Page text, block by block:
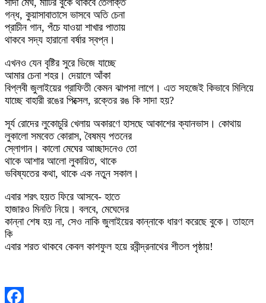
সাদা মেঘ, মাটির বুকে থাকবে তৈলাক্ত
গন্ধ, কুয়াসাবাতাসে ভাসবে অতি চেনা
প্রাচীন গান, পঁচে যাওয়া শাখার পাতায়
থাকবে সদ্য হারানো বর্ষার স্বপ্ন।
এখনও যেন বৃষ্টির সুরে ভিজে যাচ্ছে
আমার চেনা শহর। দেয়ালে আঁকা
বিপ্লবী জুলাইয়ের গ্রাফিতী কেমন ঝাপসা লাগে। এত সহজেই কিভাবে মিলিয়ে
যাচ্ছে বাহারী রঙের পিক্সেল, রক্তের রঙ কি সাদা হয়?
সূর্য রোদের লুকোচুরি খেলায় অকারণে হাসছে আকাশের ক্যানভাস। কোথায়
লুকালো সমবেত কোরাস, বৈষম্য পতনের
স্লোগান। কালো মেঘের আচ্ছাদনেও তো
থাকে আশার আলো লুকায়িত, থাকে
ভবিষ্যতের কথা, থাকে এক নতুন সকাল।
এবার শরৎ হয়ত ফিরে আসবে- হাতে
হাজারও মিনতি নিয়ে। বলবে, মেঘেদের
কান্না শেষ হয় না, সেও নাকি জুলাইয়ের কান্নাকে ধারণ করেছে বুকে। তাহলে
কি
এবার শরত থাকবে কেবল কাশফুল হয়ে রবীন্দ্রনাথের শীতল পৃষ্ঠায়!